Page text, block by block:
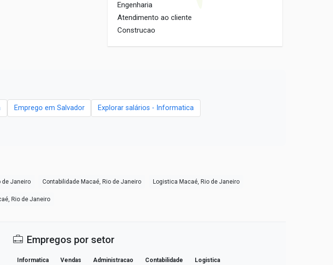
Engenharia
Atendimento ao cliente
Construcao
Emprego em Salvador Explorar salários - Informatica
de Janeiro Contabilidade Macaé, Rio de Janeiro Logistica Macaé, Rio de Janeiro
Rio de Janeiro
Empregos por setor
Informatica Vendas Administracao Contabilidade Logistica